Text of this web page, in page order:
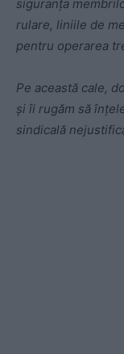
siguranța
rulare, liniile de
pentru operarea
Pe această cale,
și îi rugăm să
sindicală